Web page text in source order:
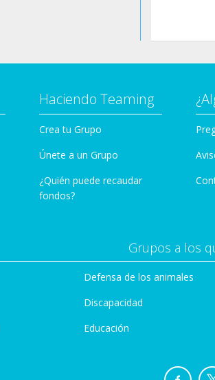
Haciendo Teaming
Crea tu Grupo
Únete a un Grupo
¿Quién puede recaudar
fondos?
Grupos a los
Defensa de los animales
Discapacidad
Educación